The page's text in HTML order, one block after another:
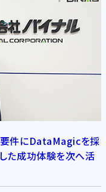
件にDataMagicを採
た成功体験を次へ活